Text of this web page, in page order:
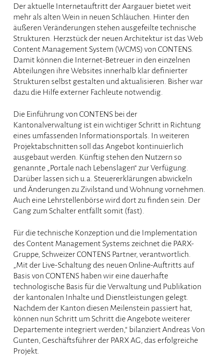
Der aktuelle Internetauftritt der Aargauer bietet weit
mehr als alten Wein in neuen Schläuchen. Hinter den
äußeren Veränderungen stehen ausgefeilte technische
Strukturen. Herzstück der neuen Architektur ist das Web
Content Management System (WCMS) von CONTENS.
Damit können die Internet-Betreuer in den einzelnen
Abteilungen ihre Websites innerhalb klar definierter
Strukturen selbst gestalten und aktualisieren. Bisher war
dazu die Hilfe externer Fachleute notwendig.
Die Einführung von CONTENS bei der
Kantonalverwaltung ist ein wichtiger Schritt in Richtung
eines umfassenden Informationsportals. In weiteren
Projektabschnitten soll das Angebot kontinuierlich
ausgebaut werden. Künftig stehen den Nutzern so
genannte „Portale nach Lebenslagen“ zur Verfügung.
Darüber lassen sich u.a. Steuererklärungen abwickeln
und Änderungen zu Zivilstand und Wohnung vornehmen.
Auch eine Lehrstellenbörse wird dort zu finden sein. Der
Gang zum Schalter entfällt somit (fast).
Für die technische Konzeption und die Implementation
des Content Management Systems zeichnet die PARX-
Gruppe, Schweizer CONTENS Partner, verantwortlich.
„Mit der Live-Schaltung des neuen Online-Auftritts auf
Basis von CONTENS haben wir eine dauerhafte
technologische Basis für die Verwaltung und Publikation
der kantonalen Inhalte und Dienstleistungen gelegt.
Nachdem der Kanton diesen Meilenstein passiert hat,
können nun Schritt um Schritt die Angebote weiterer
Departemente integriert werden,“ bilanziert Andreas Von
Gunten, Geschäftsführer der PARX AG, das erfolgreiche
Projekt.